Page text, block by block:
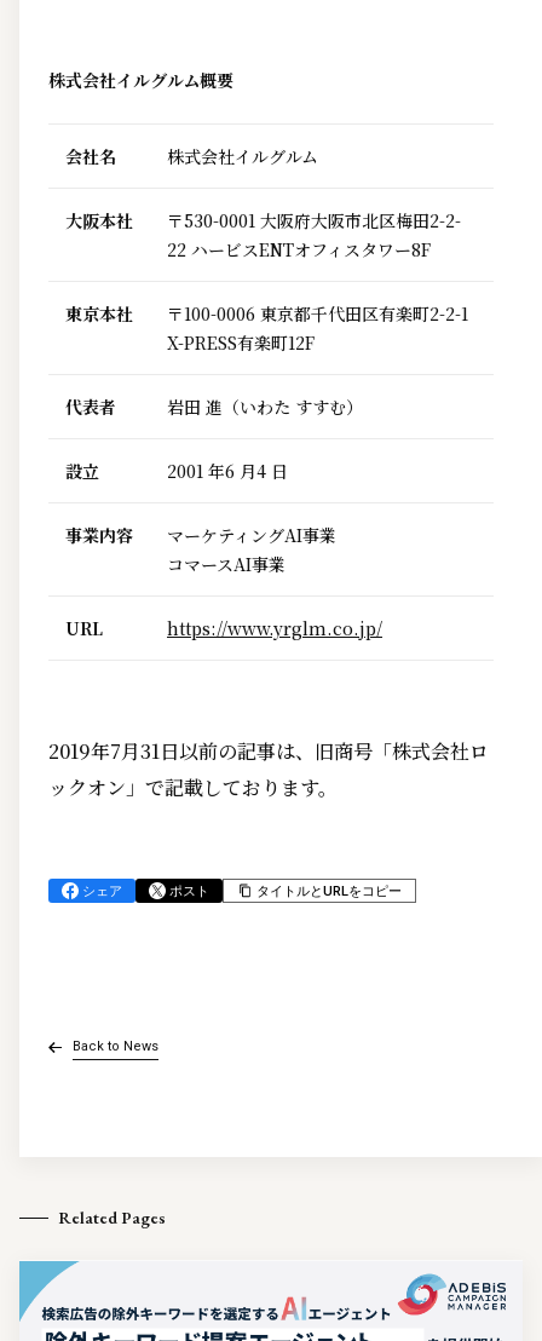
株式会社イルグルム概要
会社名 株式会社イルグルム
大阪本社
〒530-0001 大阪府大阪市北区梅田2-2-
22 ハービスENTオフィスタワー8F
東京本社
〒100-0006 東京都千代田区有楽町2-2-1
X-PRESS有楽町12F
代表者 岩田 進（いわた すすむ）
設立 2001 年6 月4 日
事業内容
マーケティングAI事業
コマースAI事業
URL https://www.yrglm.co.jp/
2019年7月31日以前の記事は、旧商号「株式会社ロ
ックオン」で記載しております。
シェア ポスト タイトルとURLをコピー
Back to News
Related Pages